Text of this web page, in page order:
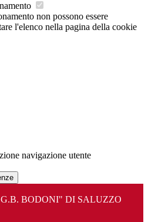
non possono essere
l'elenco nella pagina della cookie
navigazione utente
BODONI" DI SALUZZO